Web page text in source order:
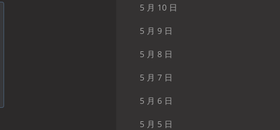
5 月 10 日
5 月 9 日
5 月 8 日
5 月 7 日
5 月 6 日
5 月 5 日